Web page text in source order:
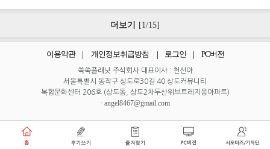
더보기 [1/15]
이용약관 개인정보취급방침 로그인 PC버전
쑥쑥플래닛 주식회사 대표이사 : 천선아
서울특별시 동작구 상도로30길 40 상도커뮤니티
복합문화센터 206호 (상도동, 상도2차두산위브트레지움아파트)
· angel8467@gmail.com